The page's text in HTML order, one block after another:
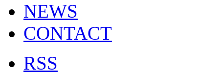
NEWS
CONTACT
RSS